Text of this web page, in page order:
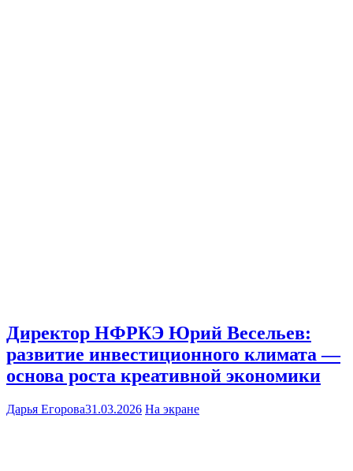
Директор НФРКЭ Юрий Весельев:
развитие инвестиционного климата —
основа роста креативной экономики
Дарья Егорова31.03.2026 На экране